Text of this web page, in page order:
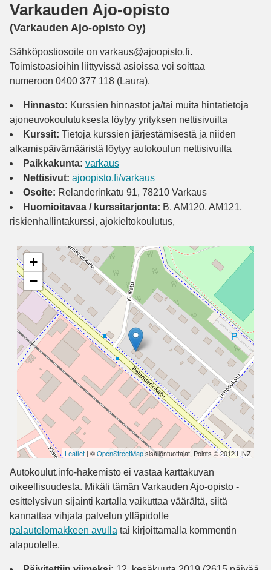
Varkauden Ajo-opisto
(Varkauden Ajo-opisto Oy)
Sähköpostiosoite on varkaus@ajoopisto.fi.
Toimistoasioihin liittyvissä asioissa voi soittaa
numeroon 0400 377 118 (Laura).
Hinnasto: Kurssien hinnastot ja/tai muita hintatietoja
ajoneuvokoulutuksesta löytyy yrityksen nettisivuilta
Kurssit: Tietoja kurssien järjestämisestä ja niiden
alkamispäivämääristä löytyy autokoulun nettisivuilta
Paikkakunta: varkaus
Nettisivut: ajoopisto.fi/varkaus
Osoite: Relanderinkatu 91, 78210 Varkaus
Huomioitavaa / kurssitarjonta: B, AM120, AM121,
riskienhallintakurssi, ajokieltokoulutus,
+
−
Leaflet | ©OpenStreetMapsisällöntuottajat, Points © 2012 LINZ
Autokoulut.info-hakemisto ei vastaa karttakuvan
oikeellisuudesta. Mikäli tämän Varkauden Ajo-opisto -
esittelysivun sijainti kartalla vaikuttaa väärältä, siitä
kannattaa vihjata palvelun ylläpidolle
palautelomakkeen avulla tai kirjoittamalla kommentin
alapuolelle.